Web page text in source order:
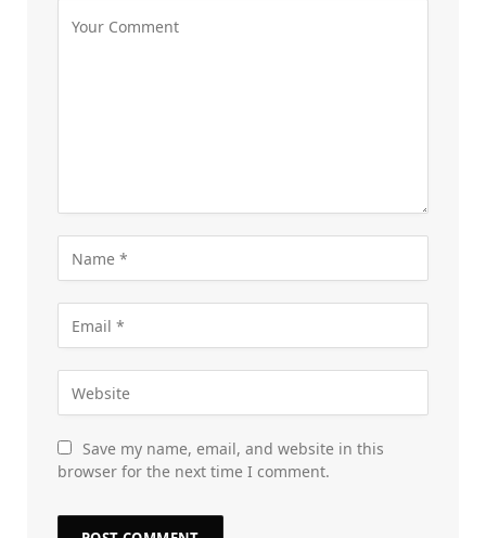
Save my name, email, and website in this
browser for the next time I comment.